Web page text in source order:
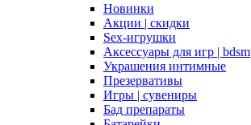
Новинки
Акции | скидки
Sex-игрушки
Аксессуары для игр | bdsm
Украшения интимные
Презервативы
Игры | сувениры
Бад препараты